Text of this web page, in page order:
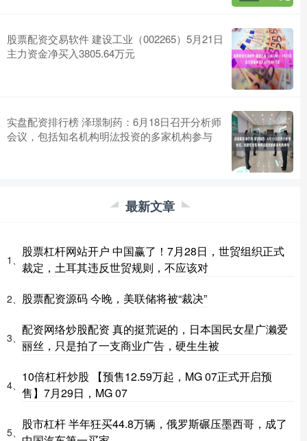
股票配资交易软件 建设工业（002265）5月21日
主力资金净买入3805.64万元
实盘配资排行榜 泽璟制药：6月18日召开分析师
会议，包括知名机构明汯投资的多家机构参与
最新文章
1、
股票杠杆网站开户 中国赢了！7月28日，世贸组织正式
裁定，土耳其违反世贸规则，不应该对
2、 股票配资源码 今晚，美联储将被“裁决”
3、
配资网络炒股配资 真的挺荒诞的，日本国民女星广濑爱
丽丝，只是拍了一支商业广告，硬生生被
4、
10倍杠杆炒股 【预售12.59万起，MG 07正式开启预
售】7月29日，MG 07
5、
股市杠杆 半年狂买44.8万辆，俄罗斯碾压墨西哥，成了